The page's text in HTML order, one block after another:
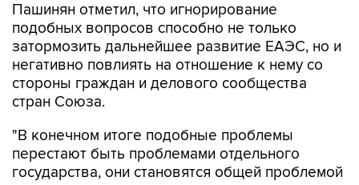
Пашинян отметил, что игнорирование
подобных вопросов способно не только
затормозить дальнейшее развитие ЕАЭС, но и
негативно повлиять на отношение к нему со
стороны граждан и делового сообщества
стран Союза.
"В конечном итоге подобные проблемы
перестают быть проблемами отдельного
государства, они становятся общей проблемой